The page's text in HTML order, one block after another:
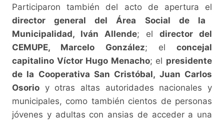
Participaron también del acto de apertura el
director general del Área Social de la
Municipalidad, Iván Allende; el director del
CEMUPE, Marcelo González; el concejal
capitalino Víctor Hugo Menacho; el presidente
de la Cooperativa San Cristóbal, Juan Carlos
Osorio y otras altas autoridades nacionales y
municipales, como también cientos de personas
jóvenes y adultas con ansias de acceder a una